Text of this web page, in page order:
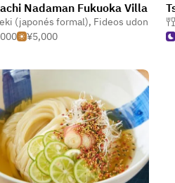
Nadaman Fukuoka Villa
(japonés formal), Fideos udon
¥5,000